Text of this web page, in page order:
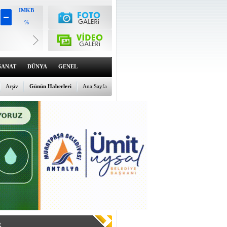
IMKB
%
6494.84
%0.22
Dolar
47.6091
%0.07
Euro
54.8224
%-0.05
DÜNYA GENEL
Ana Sayfa
Günün Haberleri
Arşiv